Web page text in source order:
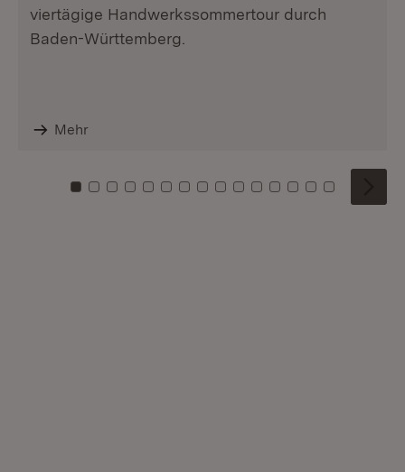
viertägige Handwerkssommertour durch
Baden-Württemberg.
Mehr
Zu Kachel: 0
Zu Kachel: 1
Zu Kachel: 2
Zu Kachel: 3
Zu Kachel: 4
Zu Kachel: 5
Zu Kachel: 6
Zu Kachel: 7
Zu Kachel: 8
Zu Kachel: 9
Zu Kachel: 10
Zu Kachel: 11
Zu Kachel: 12
Zu Kachel:
Zu